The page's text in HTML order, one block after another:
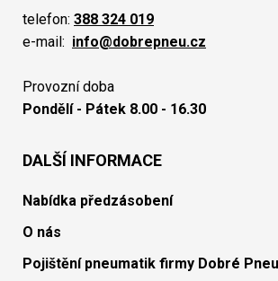
telefon: 388 324 019
e-mail: info@dobrepneu.cz
Provozní doba
Pondělí - Pátek 8.00 - 16.30
DALŠÍ INFORMACE
Nabídka předzásobení
O nás
Pojištění pneumatik firmy Dobré